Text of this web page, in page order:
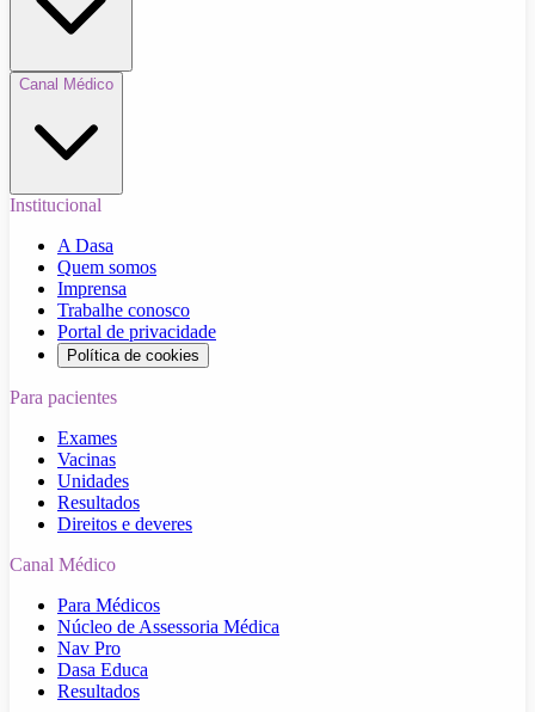
Canal Médico
Institucional
A Dasa
Quem somos
Imprensa
Trabalhe conosco
Portal de privacidade
Política de cookies
Para pacientes
Exames
Vacinas
Unidades
Resultados
Direitos e deveres
Canal Médico
Para Médicos
Núcleo de Assessoria Médica
Nav Pro
Dasa Educa
Resultados